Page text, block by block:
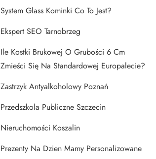
System Glass Kominki Co To Jest?
Ekspert SEO Tarnobrzeg
Ile Kostki Brukowej O Grubości 6 Cm
Zmieści Się Na Standardowej Europalecie?
Zastrzyk Antyalkoholowy Poznań
Przedszkola Publiczne Szczecin
Nieruchomości Koszalin
Prezenty Na Dzien Mamy Personalizowane